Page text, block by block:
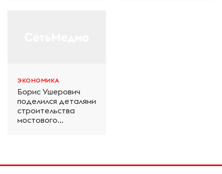
ЭКОНОМИКА
Борис Ушерович
поделился деталями
строительства
мостового